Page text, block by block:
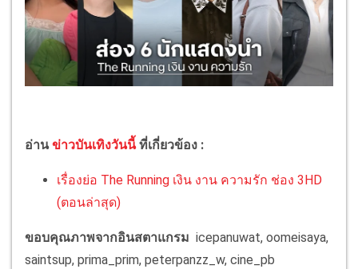
อ่านข่าวบันเทิงวันนี้ ที่เกี่ยวข้อง :
เรื่องย่อ The Running เงิน งาน ความรัก ช่อง 3HD
(ตอนล่าสุด)
ขอบคุณภาพจากอินสตาแกรม icepanuwat, oomeisaya,
saintsup, prima_prim, peterpanzz_w, cine_pb